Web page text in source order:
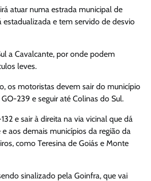
atuar numa estrada municipal de
estadualizada e tem servido de desvio
a Cavalcante, por onde podem
leves.
os motoristas devem sair do município
239 e seguir até Colinas do Sul.
e sair à direita na via vicinal que dá
aos demais municípios da região da
como Teresina de Goiás e Monte
sinalizado pela Goinfra, que vai